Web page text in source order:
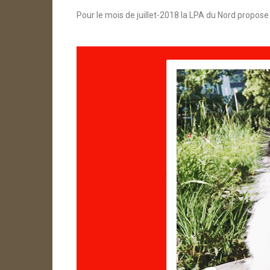
Pour le mois de juillet-2018 la LPA du Nord